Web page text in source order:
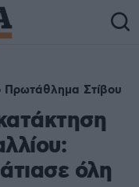
Πρωτάθλημα Στίβου
όλη